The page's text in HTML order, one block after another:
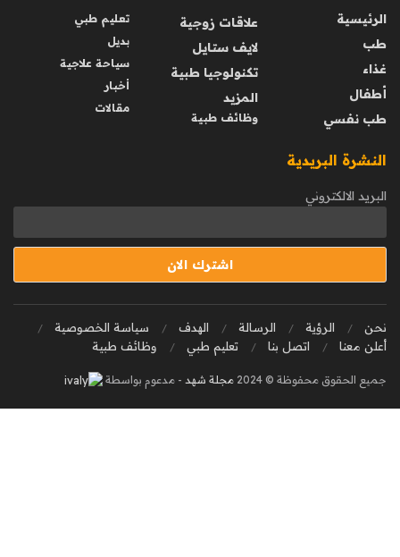
الرئيسية
طب
غذاء
أطفال
طب نفسي
علاقات زوجية
لايف ستايل
تكنولوجيا طبية
المزيد
وظائف طبية
تعليم طبي
بديل
سياحة علاجية
أخبار
مقالات
النشرة البريدية
البريد الالكتروني
نحن الرؤية الرسالة الهدف
سياسة الخصوصية
أعلن معنا
اتصل بنا تعليم طبي وظائف طبية
جميع الحقوق محفوظة © 2024 مجلة شهد - مدعوم بواسطة